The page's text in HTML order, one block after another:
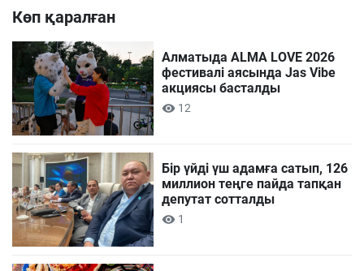
Көп қаралған
Алматыда ALMA LOVE 2026
фестивалі аясында Jas Vibe
акциясы басталды
12
Бір үйді үш адамға сатып, 126
миллион теңге пайда тапқан
депутат сотталды
1